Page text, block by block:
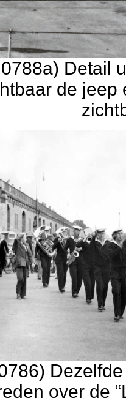
Detail
de jeep
over de